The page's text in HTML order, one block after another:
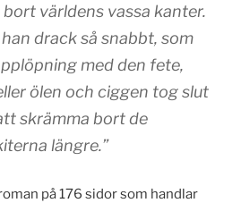
världens vassa kanter.
drack så snabbt, som
med den fete,
ölen och ciggen tog slut
skrämma bort de
längre.”
på 176 sidor som handlar